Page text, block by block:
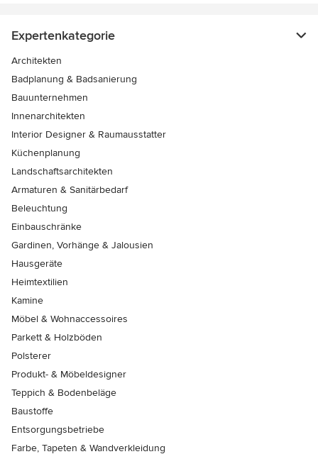
Expertenkategorie
Architekten
Badplanung & Badsanierung
Bauunternehmen
Innenarchitekten
Interior Designer & Raumausstatter
Küchenplanung
Landschaftsarchitekten
Armaturen & Sanitärbedarf
Beleuchtung
Einbauschränke
Gardinen, Vorhänge & Jalousien
Hausgeräte
Heimtextilien
Kamine
Möbel & Wohnaccessoires
Parkett & Holzböden
Polsterer
Produkt- & Möbeldesigner
Teppich & Bodenbeläge
Baustoffe
Entsorgungsbetriebe
Farbe, Tapeten & Wandverkleidung